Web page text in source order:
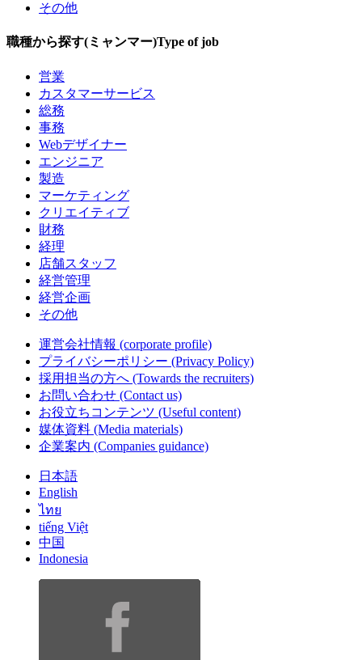
その他
職種から探す(ミャンマー)Type of job
営業
カスタマーサービス
総務
事務
Webデザイナー
エンジニア
製造
マーケティング
クリエイティブ
財務
経理
店舗スタッフ
経営管理
経営企画
その他
運営会社情報 (corporate profile)
プライバシーポリシー (Privacy Policy)
採用担当の方へ (Towards the recruiters)
お問い合わせ (Contact us)
お役立ちコンテンツ (Useful content)
媒体資料 (Media materials)
企業案内 (Companies guidance)
日本語
English
ไทย
tiếng Việt
中国
Indonesia